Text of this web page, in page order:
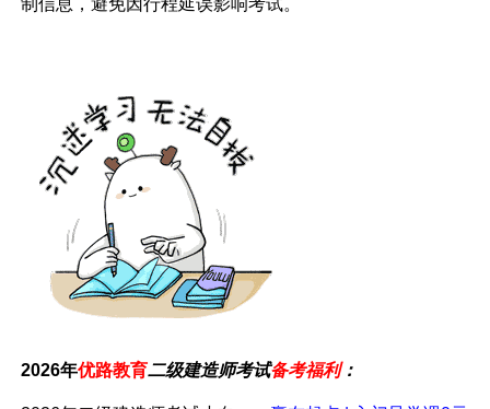
制信息，避免因行程延误影响考试。
2026年优路教育二级建造师考试备考福利：